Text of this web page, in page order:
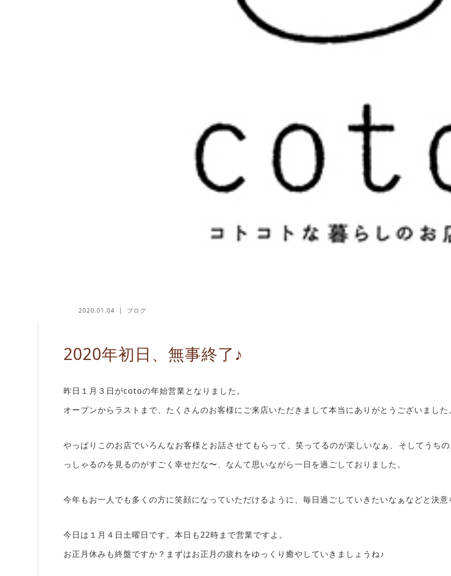
2020.01.04 ブログ
2020年初日、無事終了♪
昨日１月３日がcotoの年始営業となりました。
オープンからラストまで、たくさんのお客様にご来店いただきまして本当にありがとうございました
やっぱりこのお店でいろんなお客様とお話させてもらって、笑ってるのが楽しいなぁ、そしてうち
っしゃるのを見るのがすごく幸せだな〜、なんて思いながら一日を過ごしておりました。
今年もお一人でも多くの方に笑顔になっていただけるように、毎日過ごしていきたいなぁなどと決
今日は１月４日土曜日です。本日も22時まで営業ですよ。
お正月休みも終盤ですか？まずはお正月の疲れをゆっくり癒やしていきましょうね♪